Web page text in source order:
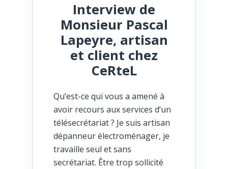
Interview de
Monsieur Pascal
Lapeyre, artisan
et client chez
CeRteL
Qu’est-ce qui vous a amené à
avoir recours aux services d’un
télésecrétariat ? Je suis artisan
dépanneur électroménager, je
travaille seul et sans
secrétariat. Être trop sollicité